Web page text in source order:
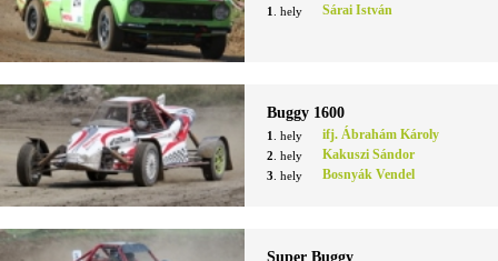
1 . hely Sárai István
Buggy 1600
1 . hely ifj. Ábrahám Károly
2 . hely Kakuszi Sándor
3 . hely Bosnyák Vendel
Super Buggy